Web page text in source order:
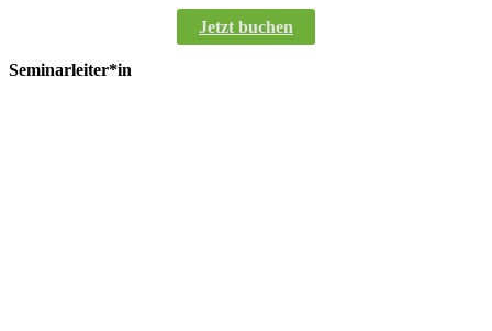
Jetzt buchen
Seminarleiter*in